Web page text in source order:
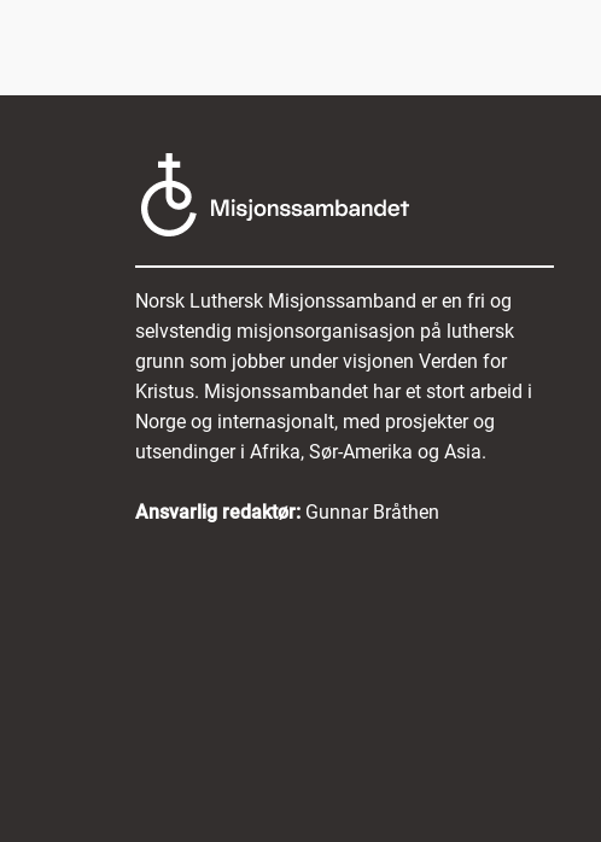
Norsk Luthersk Misjonssamband er en fri og
selvstendig misjonsorganisasjon på luthersk
grunn som jobber under visjonen Verden for
Kristus. Misjonssambandet har et stort arbeid i
Norge og internasjonalt, med prosjekter og
utsendinger i Afrika, Sør-Amerika og Asia.
Ansvarlig redaktør: Gunnar Bråthen